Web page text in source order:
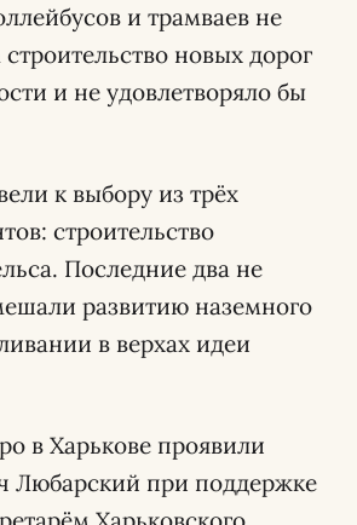
и трамваев не
новых дорог
и не удовлетворяло бы
к выбору из трёх
строительство
Последние два не
развитию наземного
в верхах идеи
в Харькове проявили
Любарский при поддержке